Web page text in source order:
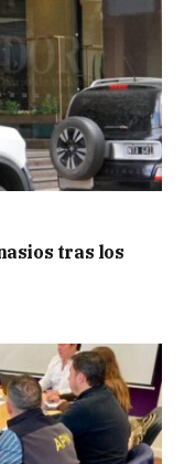
tras los